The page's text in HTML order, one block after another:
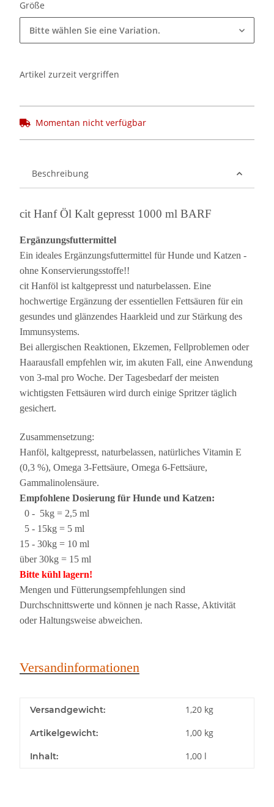
Größe
Bitte wählen Sie eine Variation.
Artikel zurzeit vergriffen
Momentan nicht verfügbar
Beschreibung
cit Hanf Öl Kalt gepresst 1000 ml BARF
Ergänzungsfuttermittel
Ein ideales Ergänzungsfuttermittel für Hunde und Katzen -
ohne Konservierungsstoffe!!
cit Hanföl ist kaltgepresst und naturbelassen. Eine
hochwertige Ergänzung der essentiellen Fettsäuren für ein
gesundes und glänzendes Haarkleid und zur Stärkung des
Immunsystems.
Bei allergischen Reaktionen, Ekzemen, Fellproblemen oder
Haarausfall empfehlen wir, im akuten Fall, eine Anwendung
von 3-mal pro Woche. Der Tagesbedarf der meisten
wichtigsten Fettsäuren wird durch einige Spritzer täglich
gesichert.
Zusammensetzung:
Hanföl, kaltgepresst, naturbelassen, natürliches Vitamin E
(0,3 %), Omega 3-Fettsäure, Omega 6-Fettsäure,
Gammalinolensäure.
Empfohlene Dosierung für Hunde und Katzen:
0 - 5kg = 2,5 ml
5 - 15kg = 5 ml
15 - 30kg = 10 ml
über 30kg = 15 ml
Bitte kühl lagern!
Mengen und Fütterungsempfehlungen sind
Durchschnittswerte und können je nach Rasse, Aktivität
oder Haltungsweise abweichen.
Versandinformationen
Versandgewicht: 1,20 kg
Artikelgewicht: 1,00 kg
Inhalt: 1,00 l